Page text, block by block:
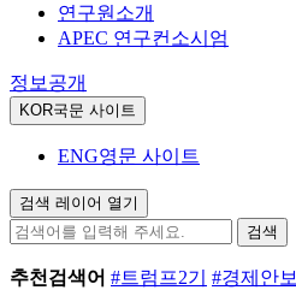
연구원소개
APEC 연구컨소시엄
정보공개
KOR국문 사이트
ENG영문 사이트
검색 레이어 열기
검색
추천검색어 #트럼프2기 #경제안보